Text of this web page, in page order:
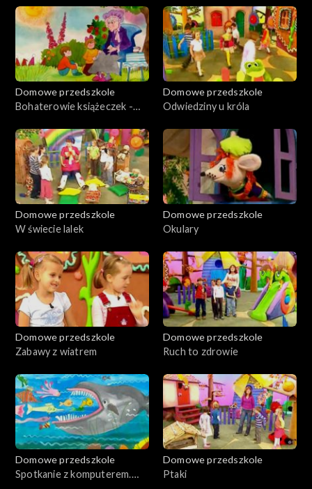
Domowe przedszkole
Bohaterowie książeczek -
Domowe przedszkole
Odwiedziny u króla
Domowe przedszkole
W świecie lalek
Domowe przedszkole
Okulary
Domowe przedszkole
Zabawy z wiatrem
Domowe przedszkole
Ruch to zdrowie
Domowe przedszkole
Spotkanie z komputerem.
Domowe przedszkole
Ptaki